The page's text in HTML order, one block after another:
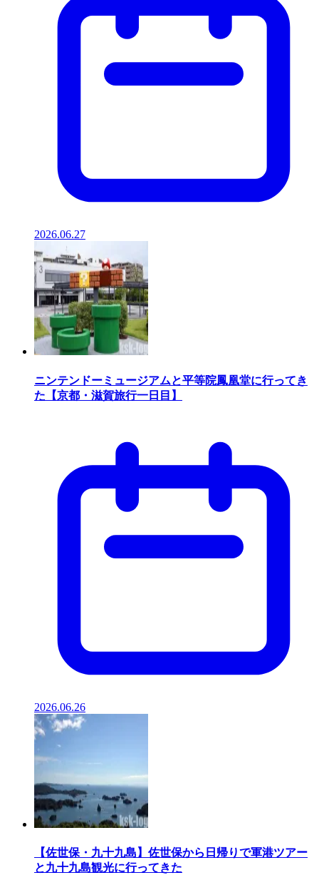
2026.06.27
ニンテンドーミュージアムと平等院鳳凰堂に行ってき
た【京都・滋賀旅行一日目】
2026.06.26
【佐世保・九十九島】佐世保から日帰りで軍港ツアー
と九十九島観光に行ってきた